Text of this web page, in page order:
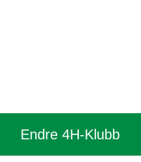
Endre 4H-Klubb